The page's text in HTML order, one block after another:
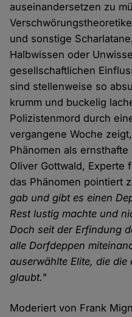
auseinandersetzen zu
und sonstige
Halbwissen oder
gesellschaftlichen
sind stellenweise so
krumm und buckelig
Polizistenmord durch
vergangene Woche
Phänomen als
Oliver Gottwald, Experte
das Phänomen pointiert
gab und gibt es einen
Rest lustig machte und
Doch seit der Erfindung
alle Dorfdeppen
auserwählte Elite, die die
glaubt."
Moderiert von Frank